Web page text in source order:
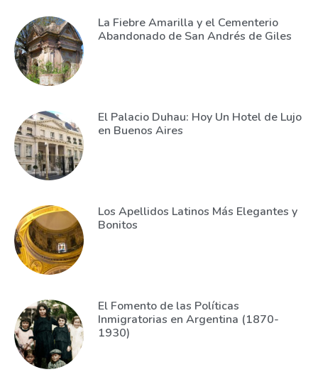
La Fiebre Amarilla y el Cementerio
Abandonado de San Andrés de Giles
El Palacio Duhau: Hoy Un Hotel de Lujo
en Buenos Aires
Los Apellidos Latinos Más Elegantes y
Bonitos
El Fomento de las Políticas
Inmigratorias en Argentina (1870-
1930)